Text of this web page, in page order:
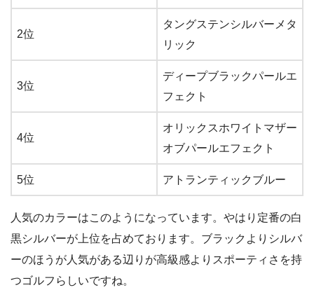
2位
タングステンシルバーメタ
リック
3位
ディープブラックパールエ
フェクト
4位
オリックスホワイトマザー
オブパールエフェクト
5位 アトランティックブルー
人気のカラーはこのようになっています。やはり定番の白
黒シルバーが上位を占めております。ブラックよりシルバ
ーのほうが人気がある辺りが高級感よりスポーティさを持
つゴルフらしいですね。